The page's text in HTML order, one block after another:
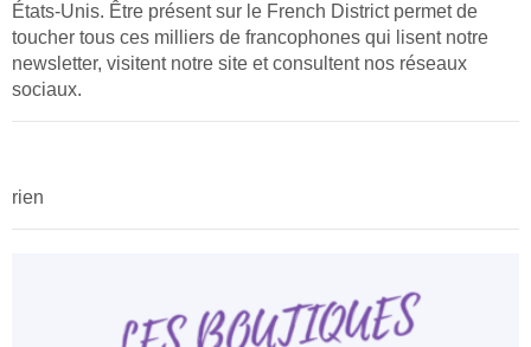
États-Unis. Être présent sur le French District permet de
toucher tous ces milliers de francophones qui lisent notre
newsletter, visitent notre site et consultent nos réseaux
sociaux.
rien